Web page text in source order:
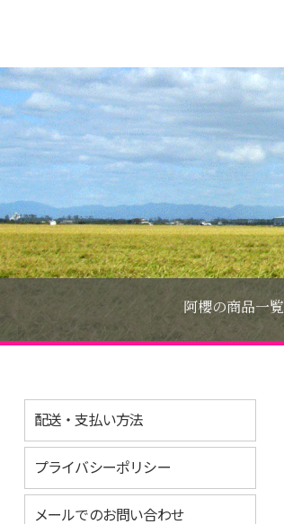
阿櫻の商品一覧
配送・支払い方法
プライバシーポリシー
メールでのお問い合わせ